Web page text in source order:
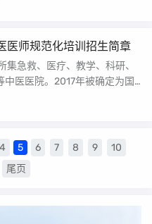
医师规范化培训招生简章
急救、医疗、教学、科研、
医医院。2017年被确定为国
4 5 6 7 8 9
10
尾页